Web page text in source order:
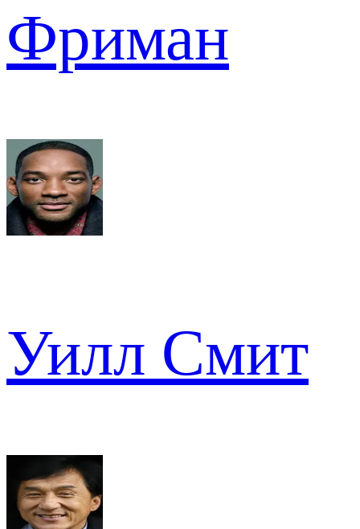
Фриман
Уилл Смит